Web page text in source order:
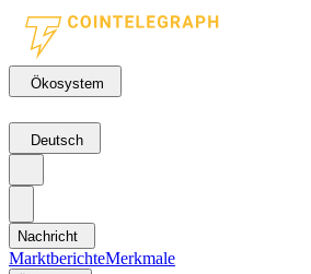
Ökosystem
Deutsch
Nachricht
MarktberichteMerkmale